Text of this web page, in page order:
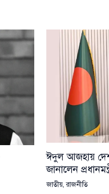
ঈদুল আজহায়
জানালেন
জাতীয়,রাজনীতি